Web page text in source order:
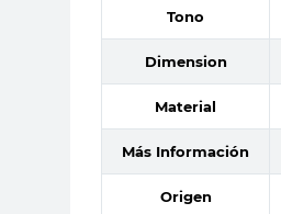
Tono
Dimension
Material
Más Información
Origen